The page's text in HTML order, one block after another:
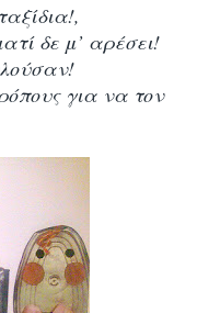
δε μ’ αρέσει!
για να τον